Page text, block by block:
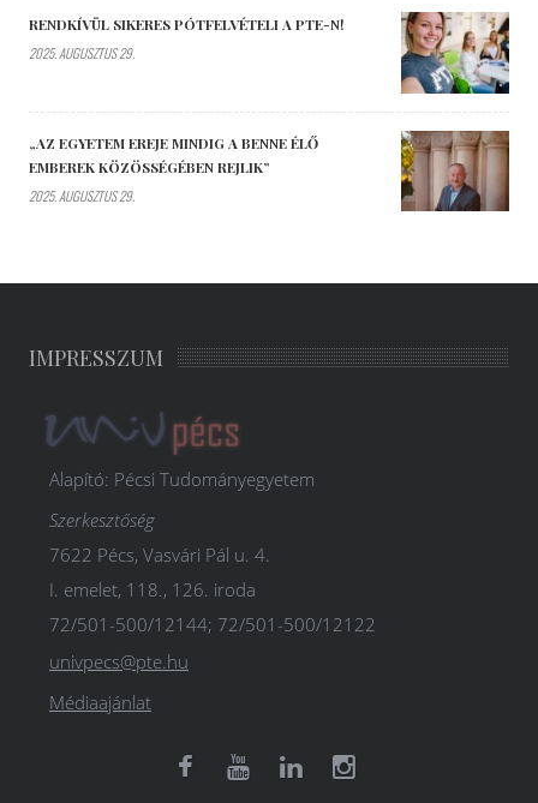
RENDKÍVÜL SIKERES PÓTFELVÉTELI A PTE-N!
2025. AUGUSZTUS 29.
„AZ EGYETEM EREJE MINDIG A BENNE ÉLŐ
EMBEREK KÖZÖSSÉGÉBEN REJLIK”
2025. AUGUSZTUS 29.
IMPRESSZUM
Alapító: Pécsi Tudományegyetem
Szerkesztőség
7622 Pécs, Vasvári Pál u. 4.
I. emelet, 118., 126. iroda
72/501-500/12144; 72/501-500/12122
univpecs@pte.hu
Médiaajánlat